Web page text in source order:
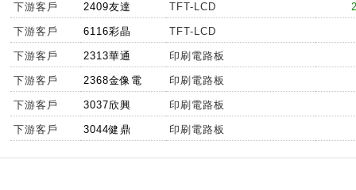
下游客戶 2409友達 TFT-LCD
下游客戶 6116彩晶 TFT-LCD
下游客戶 2313華通 印刷電路板
下游客戶 2368金像電 印刷電路板
下游客戶 3037欣興 印刷電路板
下游客戶 3044健鼎 印刷電路板